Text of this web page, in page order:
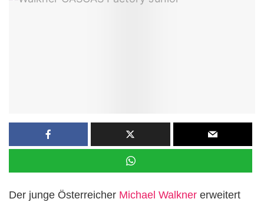
Der junge Österreicher Michael Walkner erweitert